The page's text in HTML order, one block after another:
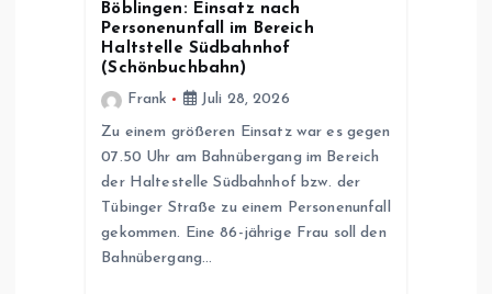
Böblingen: Einsatz nach
Personenunfall im Bereich
Haltstelle Südbahnhof
(Schönbuchbahn)
Frank
Juli 28, 2026
Zu einem größeren Einsatz war es gegen
07.50 Uhr am Bahnübergang im Bereich
der Haltestelle Südbahnhof bzw. der
Tübinger Straße zu einem Personenunfall
gekommen. Eine 86-jährige Frau soll den
Bahnübergang…